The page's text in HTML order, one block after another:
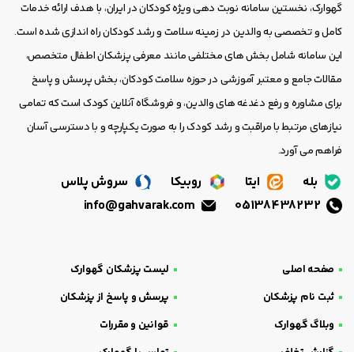
گهوارک، نخستین سامانه نوبت دهی ویژه کودکان در ایران، با هدف ارائه خدمات
کامل و تخصصی به والدین در زمینه سلامت و رشد کودکان راه اندازی شده است.
این سامانه شامل بخش های مختلفی مانند معرفی پزشکان اطفال متخصص،
مقالات جامع و معتبر آموزشی در حوزه سلامت کودکان، بخش پرسش و پاسخ
برای مشاوره و رفع دغدغه های والدین، و فروشگاه آنلاین کودک است که تمامی
نیازهای مرتبط با مراقبت و رشد کودک را به صورت یکپارچه و با دسترسی آسان
فراهم می آورد.
بله ایتا روبیکا
سروش پلاس
صفحه اصلی
لیست پزشکان گهوارک
ثبت نام پزشکان
پرسش و پاسخ از پزشکان
وبلاگ گهوارک
قوانین و مقررات